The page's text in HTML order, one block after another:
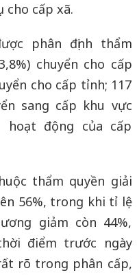
cho cấp xã.
phân định thẩm
chuyển cho cấp
cho cấp tỉnh; 117
sang cấp khu vực
động của cấp
thẩm quyền giải
56%, trong khi tỉ lệ
giảm còn 44%,
điểm trước ngày
rõ trong phân cấp,